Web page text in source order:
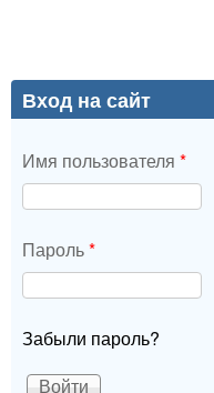
Вход на сайт
Имя пользователя *
Пароль*
Забыли пароль?